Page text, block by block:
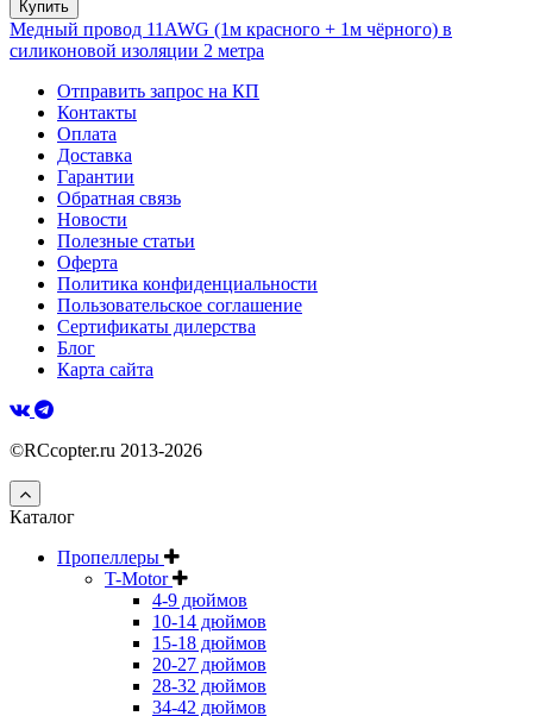
Купить
Медный провод 11AWG (1м красного + 1м чёрного) в
силиконовой изоляции 2 метра
Отправить запрос на КП
Контакты
Оплата
Доставка
Гарантии
Обратная связь
Новости
Полезные статьи
Оферта
Политика конфиденциальности
Пользовательское соглашение
Сертификаты дилерства
Блог
Карта сайта
©RCcopter.ru 2013-2026
Каталог
Пропеллеры
T-Motor
4-9 дюймов
10-14 дюймов
15-18 дюймов
20-27 дюймов
28-32 дюймов
34-42 дюймов